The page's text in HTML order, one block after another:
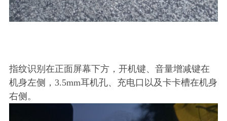
指纹识别在正面屏幕下方，开机键、音量增减键在
机身左侧，3.5mm耳机孔、充电口以及卡卡槽在机身
右侧。